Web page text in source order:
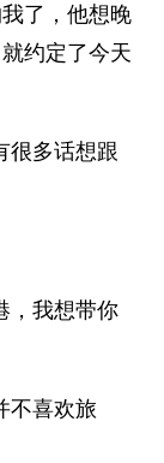
了，他想晚
约定了今天
很多话想跟
，我想带你
不喜欢旅